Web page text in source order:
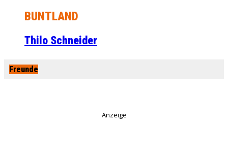
BUNTLAND
Thilo Schneider
Freunde
Anzeige